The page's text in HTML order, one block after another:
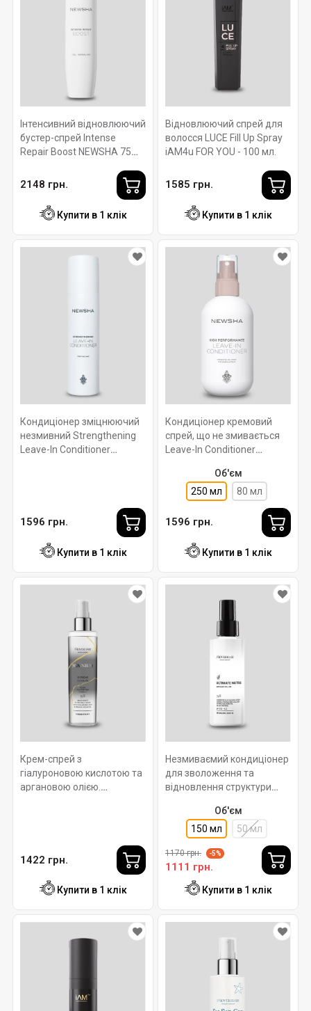
Інтенсивний відновлюючий
бустер-спрей Intense
Repair Boost NEWSHA 75
2148 грн.
Купити в 1 клік
Відновлюючий спрей для
волосся LUCE Fill Up Spray
iAM4u FOR YOU - 100 мл.
1585 грн.
Купити в 1 клік
Кондиціонер зміцнюючий
незмивний Strengthening
Leave-In Conditioner
1596 грн.
Купити в 1 клік
Кондиціонер кремовий
спрей, що не змивається
Leave-In Conditioner
Об'єм
250 мл
80 мл
1596 грн.
Купити в 1 клік
Крем-спрей з
гіалуроновою кислотою та
аргановою олією.
1422 грн.
Купити в 1 клік
Незмиваємий кондиціонер
для зволоження та
відновлення структури
BIPHASIC FILLER
ROVERHAIR Ph 3.5-4.5.
Об'єм
150 мл
50 мл
1170 грн. -5%
1111 грн.
Купити в 1 клік